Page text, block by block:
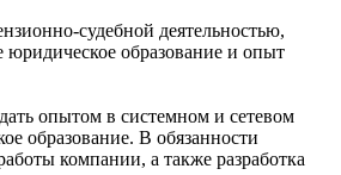
судебной деятельностью,
юридическое образование и опыт
опытом в системном и сетевом
образование. В обязанности
компании, а также разработка